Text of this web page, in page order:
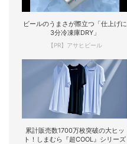
ビールのうまさが際立つ「仕上げに
3分冷凍庫DRY」
【PR】アサヒビール
累計販売数1700万枚突破の大ヒッ
ト！しまむら『超COOL』シリーズ